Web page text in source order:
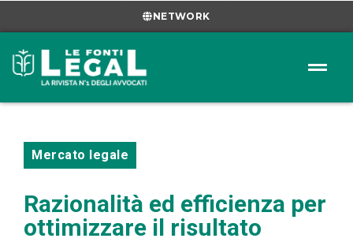
NETWORK
Mercato legale
Razionalità ed efficienza per
ottimizzare il risultato